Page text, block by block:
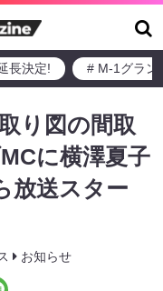
長決定! # M-1グラン
り図の間取
に横澤夏子
放送スター
お知らせ